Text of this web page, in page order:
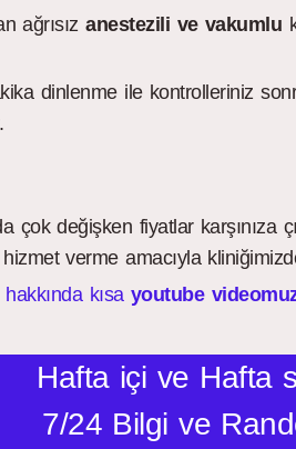
ağrısızanestezili ve vakumlu
dinlenme ile kontrolleriniz
çok değişken fiyatlar karşınıza
verme amacıyla
kısa youtube
Hafta içi ve Hafta
7/24 Bilgi ve